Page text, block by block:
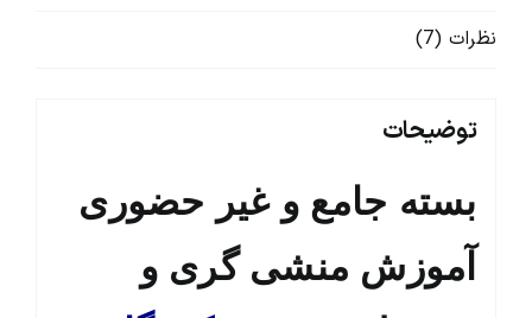
نظرات (7)
توضیحات
بسته جامع و غیر حضوری
آموزش منشی گری و